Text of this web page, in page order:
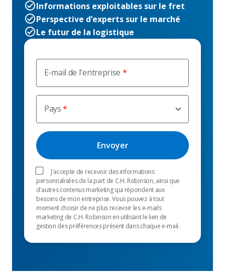
E-mail de l'entreprise
Pays
J'accepte de recevoir des informations
personnalisées de la part de C.H. Robinson, ainsi que
d'autres contenus marketing qui répondent aux
besoins de mon entreprise. Vous pouvez à tout
moment choisir de ne plus recevoir les e-mails
marketing de C.H. Robinson en utilisant le lien de
gestion des préférences présent dans chaque e-mail.
Informations exploitables sur le fret
Perspective d’experts sur le marché
Le futur de la logistique